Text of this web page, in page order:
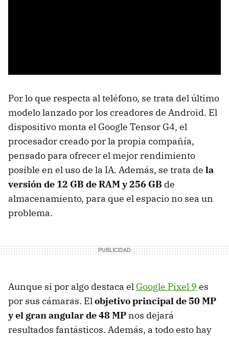
Por lo que respecta al teléfono, se trata del último
modelo lanzado por los creadores de Android. El
dispositivo monta el Google Tensor G4, el
procesador creado por la propia compañía,
pensado para ofrecer el mejor rendimiento
posible en el uso de la IA. Además, se trata de la
versión de 12 GB de RAM y 256 GB de
almacenamiento, para que el espacio no sea un
problema.
Aunque si por algo destaca el Google Pixel 9 es
por sus cámaras. Elobjetivo principal de 50 MP
y el gran angular de 48 MP nos dejará
resultados fantásticos. Además, a todo esto hay